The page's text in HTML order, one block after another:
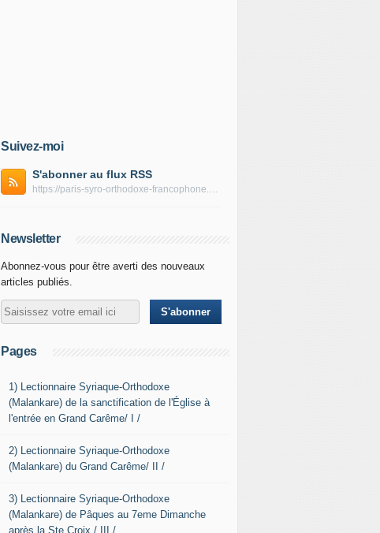
Suivez-moi
S'abonner au flux RSS
https://paris-syro-orthodoxe-francophone.over-blog.fr/rss
Newsletter
Abonnez-vous pour être averti des nouveaux
articles publiés.
Pages
1) Lectionnaire Syriaque-Orthodoxe
(Malankare) de la sanctification de l'Église à
l'entrée en Grand Carême/ I /
2) Lectionnaire Syriaque-Orthodoxe
(Malankare) du Grand Carême/ II /
3) Lectionnaire Syriaque-Orthodoxe
(Malankare) de Pâques au 7eme Dimanche
après la Ste Croix / III /